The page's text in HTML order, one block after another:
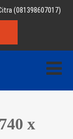
(081398607017)
x